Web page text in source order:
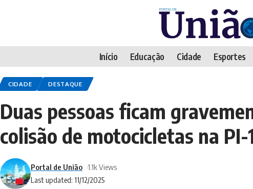
Início Educação Cidade Esportes
CIDADE DESTAQUE
Duas pessoas ficam
colisão de motocicletas na PI-
Last updated: 11/12/2025
Portal de União 1.1k Views